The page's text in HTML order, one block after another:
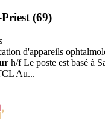
(69)
d'appareils
h/f Le poste est basé à
Au...